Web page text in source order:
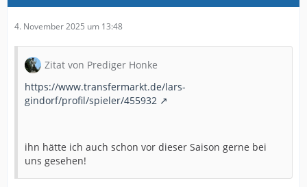
4. November 2025 um 13:48
Zitat von Prediger Honke
https://www.transfermarkt.de/lars-
gindorf/profil/spieler/455932
ihn hätte ich auch schon vor dieser Saison gerne bei
uns gesehen!